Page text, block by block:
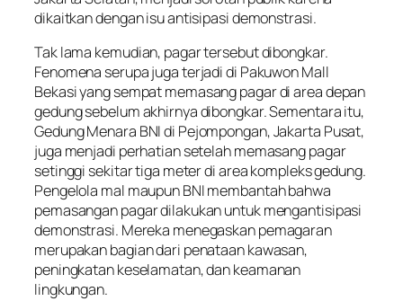
dikaitkan dengan isu antisipasi demonstrasi.
Tak lama kemudian, pagar tersebut dibongkar.
Fenomena serupa juga terjadi di Pakuwon Mall
Bekasi yang sempat memasang pagar di area depan
gedung sebelum akhirnya dibongkar. Sementara itu,
Gedung Menara BNI di Pejompongan, Jakarta Pusat,
juga menjadi perhatian setelah memasang pagar
setinggi sekitar tiga meter di area kompleks gedung.
Pengelola mal maupun BNI membantah bahwa
pemasangan pagar dilakukan untuk mengantisipasi
demonstrasi. Mereka menegaskan pemagaran
merupakan bagian dari penataan kawasan,
peningkatan keselamatan, dan keamanan
lingkungan.